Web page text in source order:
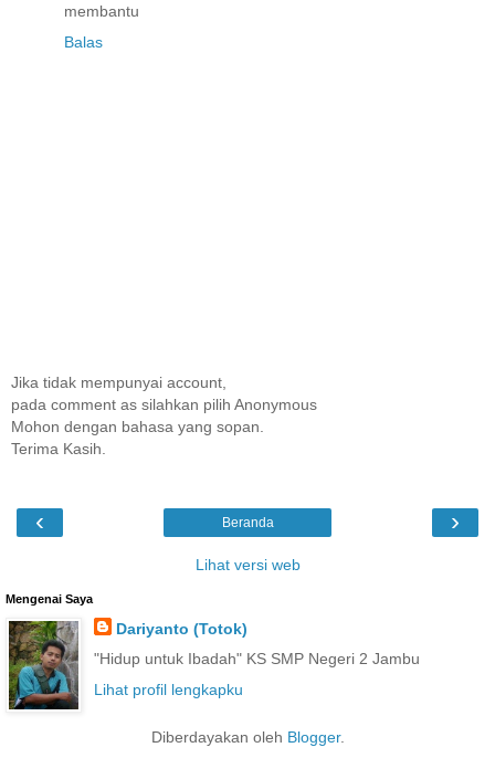
membantu
Balas
Jika tidak mempunyai account,
pada comment as silahkan pilih Anonymous
Mohon dengan bahasa yang sopan.
Terima Kasih.
‹ ›
Beranda
Lihat versi web
Mengenai Saya
Dariyanto (Totok)
"Hidup untuk Ibadah" KS SMP Negeri 2 Jambu
Lihat profil lengkapku
Diberdayakan oleh Blogger.